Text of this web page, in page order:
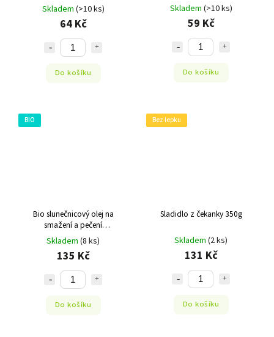
Skladem (>10 ks)
64 Kč
Do košíku
Skladem (>10 ks)
59 Kč
Do košíku
BIO
Bio slunečnicový olej na
smažení a pečení
dezodorizovaný 1l
Skladem (8 ks)
135 Kč
Do košíku
Bez lepku
Sladidlo z čekanky 350g
Skladem (2 ks)
131 Kč
Do košíku